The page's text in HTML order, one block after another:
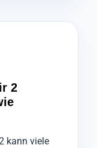
2
kann viele